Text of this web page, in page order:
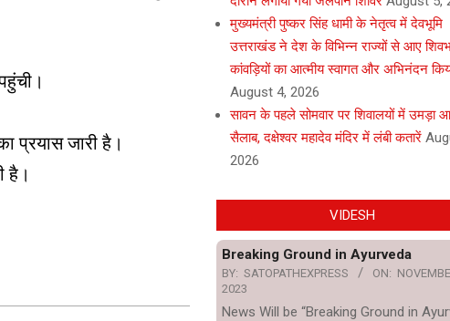
प्रयास जारी है।
है।
मुख्यमंत्री पुष्कर सिंह धामी के नेतृत्व में देवभूमि
उत्तराखंड ने देश के विभिन्न राज्यों से आए
कांवड़ियों का आत्मीय स्वागत और अभिनंदन
August 4, 2026
सावन के पहले सोमवार पर शिवालयों में उमड़ा
सैलाब, दक्षेश्वर महादेव मंदिर में लंबी कतारें
2026
VIDESH
Breaking Ground in Ayurveda
BY: SATOPATHEXPRESS ON:
2023
News Will be “Breaking Ground in